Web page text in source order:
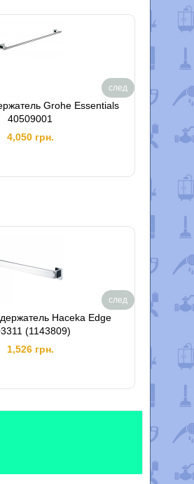
Grohe Essentials
40509001
4,050 грн.
след
Haceka Edge
(1143809)
1,526 грн.
Waste
след